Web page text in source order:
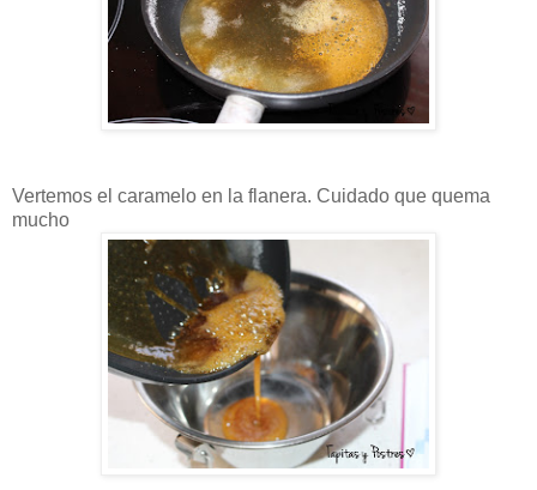
Vertemos el caramelo en la flanera. Cuidado que quema
mucho